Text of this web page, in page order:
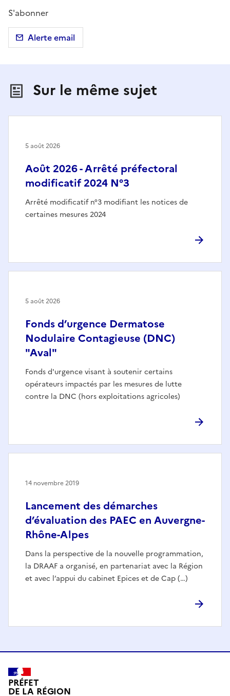
S'abonner
Alerte email
Sur le même sujet
Août 2026 - Arrêté préfectoral
modificatif 2024 N°3
Arrêté modificatif n°3 modifiant les notices de
certaines mesures 2024
5 août 2026
Fonds d’urgence Dermatose
Nodulaire Contagieuse (DNC)
"Aval"
Fonds d'urgence visant à soutenir certains
opérateurs impactés par les mesures de lutte
contre la DNC (hors exploitations agricoles)
5 août 2026
Lancement des démarches
d’évaluation des PAEC en Auvergne-
Rhône-Alpes
Dans la perspective de la nouvelle programmation,
la DRAAF a organisé, en partenariat avec la Région
et avec l’appui du cabinet Epices et de Cap (…)
14 novembre 2019
PRÉFET
DE LA RÉGION